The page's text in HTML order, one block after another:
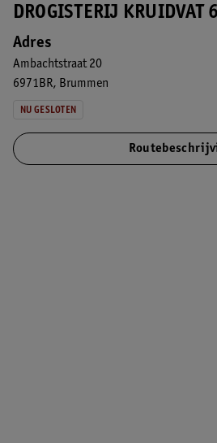
DROGISTERIJ
Adres
Ambachtstraat 20
6971BR
Brummen
NU GESLOTEN